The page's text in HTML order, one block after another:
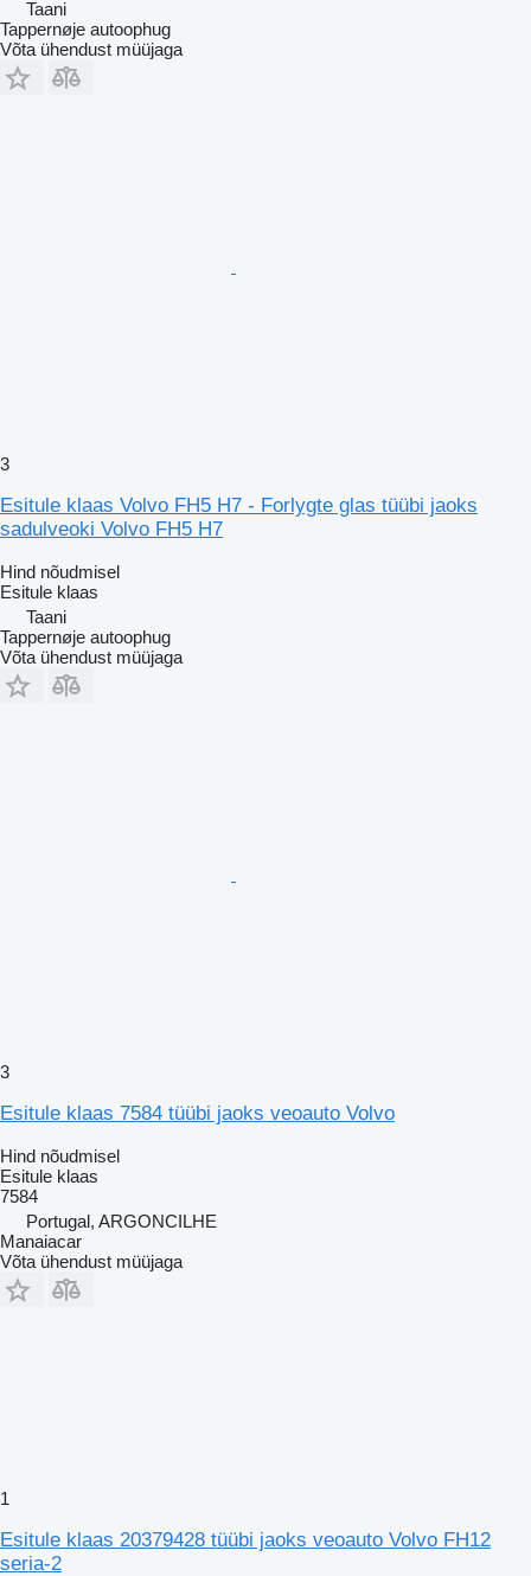
Taani
Tappernøje autoophug
Võta ühendust müüjaga
3
Esitule klaas Volvo FH5 H7 - Forlygte glas tüübi jaoks
sadulveoki Volvo FH5 H7
Hind nõudmisel
Esitule klaas
Taani
Tappernøje autoophug
Võta ühendust müüjaga
3
Esitule klaas 7584 tüübi jaoks veoauto Volvo
Hind nõudmisel
Esitule klaas
7584
Portugal, ARGONCILHE
Manaiacar
Võta ühendust müüjaga
1
Esitule klaas 20379428 tüübi jaoks veoauto Volvo FH12
seria-2